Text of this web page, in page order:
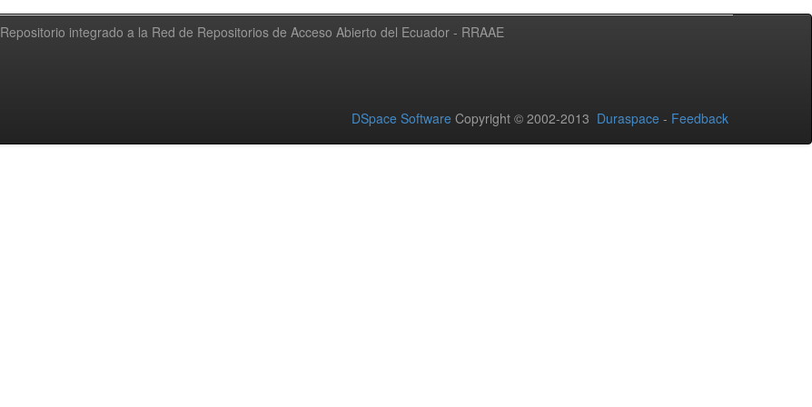
Repositorio integrado a la Red de Repositorios de Acceso Abierto del Ecuador - RRAAE
DSpace Software Copyright © 2002-2013 Duraspace - Feedback